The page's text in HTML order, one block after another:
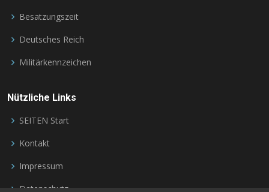
Besatzungszeit
Deutsches Reich
Militärkennzeichen
Nützliche Links
SEITEN Start
Kontakt
Impressum
Datenschutz